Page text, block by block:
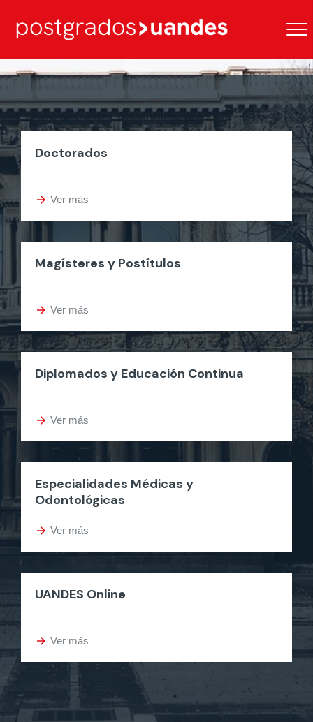
Doctorados
arrow_forward Ver más
Magísteres y Postítulos
arrow_forward Ver más
Diplomados y Educación Continua
arrow_forward Ver más
Especialidades Médicas y
Odontológicas
arrow_forward Ver más
UANDES Online
arrow_forward Ver más